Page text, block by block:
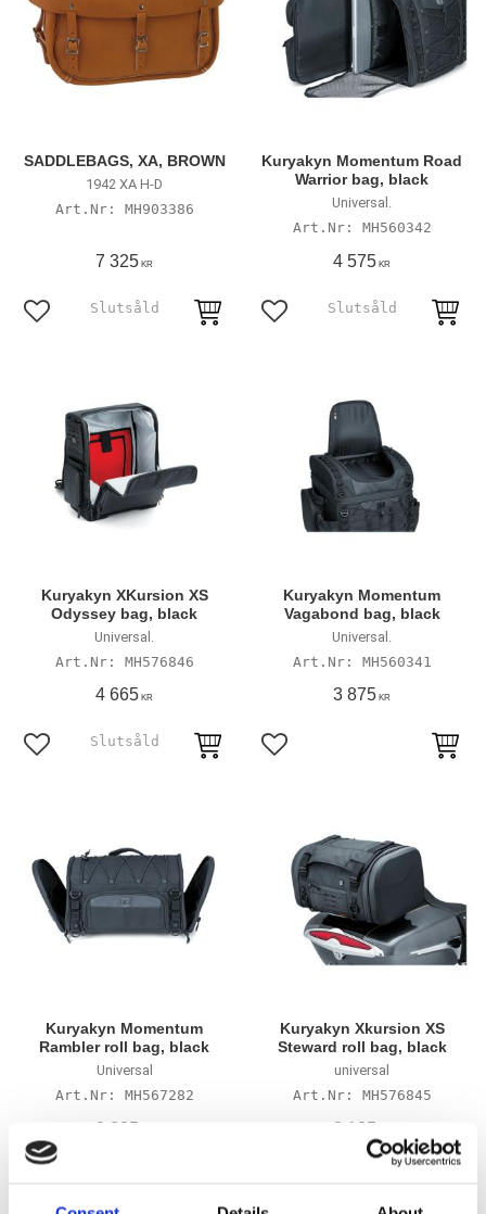
SADDLEBAGS, XA, BROWN
1942 XA H-D
MH903386
7 325 KR
Lägg till i favoriter
Kuryakyn Momentum Road
Warrior bag, black
Universal.
MH560342
4 575 KR
Lägg till i favoriter
Kuryakyn XKursion XS
Odyssey bag, black
Universal.
MH576846
4 665 KR
Lägg till i favoriter
Kuryakyn Momentum
Vagabond bag, black
Universal.
MH560341
3 875 KR
Lägg till i favoriter
Kuryakyn Momentum
Rambler roll bag, black
Universal
MH567282
2 385
Kuryakyn Xkursion XS
Steward roll bag, black
universal
MH576845
3 185